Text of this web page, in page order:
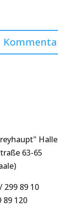
Halle
63-65
299 89 10
89 120